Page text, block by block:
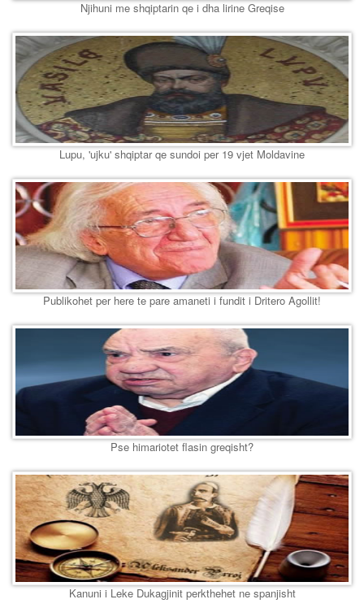
Njihuni me shqiptarin qe i dha lirine Greqise
Lupu, 'ujku' shqiptar qe sundoi per 19 vjet Moldavine
Publikohet per here te pare amaneti i fundit i Dritero Agollit!
Pse himariotet flasin greqisht?
Kanuni i Leke Dukagjinit perkthehet ne spanjisht